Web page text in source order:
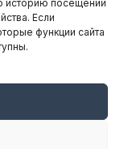
историю посещений
Если
функции сайта